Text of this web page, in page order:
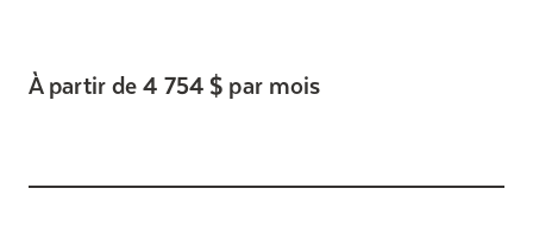
À partir de 4 754 $ par mois